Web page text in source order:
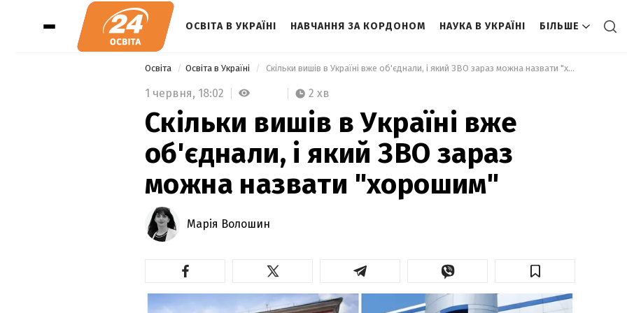
ОСВІТА В УКРАЇНІ НАВЧАННЯ ЗА КОРДОНОМ НАУКА В УКРАЇНІ БІЛЬШЕ
Освіта Освіта в Україні Скільки вишів в Україні вже об'єднали, і який ЗВО зараз можна назвати "хорошим"
1 червня, 18:02 2 хв
Скільки вишів в Україні вже
об'єднали, і який ЗВО зараз
можна назвати "хорошим"
Марія Волошин